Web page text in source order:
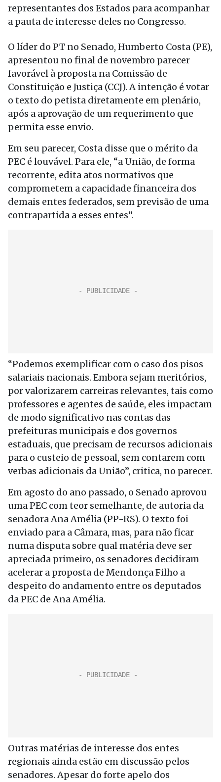
representantes dos Estados para acompanhar
a pauta de interesse deles no Congresso.
O líder do PT no Senado, Humberto Costa (PE),
apresentou no final de novembro parecer
favorável à proposta na Comissão de
Constituição e Justiça (CCJ). A intenção é votar
o texto do petista diretamente em plenário,
após a aprovação de um requerimento que
permita esse envio.
Em seu parecer, Costa disse que o mérito da
PEC é louvável. Para ele, “a União, de forma
recorrente, edita atos normativos que
comprometem a capacidade financeira dos
demais entes federados, sem previsão de uma
contrapartida a esses entes”.
“Podemos exemplificar com o caso dos pisos
salariais nacionais. Embora sejam meritórios,
por valorizarem carreiras relevantes, tais como
professores e agentes de saúde, eles impactam
de modo significativo nas contas das
prefeituras municipais e dos governos
estaduais, que precisam de recursos adicionais
para o custeio de pessoal, sem contarem com
verbas adicionais da União”, critica, no parecer.
Em agosto do ano passado, o Senado aprovou
uma PEC com teor semelhante, de autoria da
senadora Ana Amélia (PP-RS). O texto foi
enviado para a Câmara, mas, para não ficar
numa disputa sobre qual matéria deve ser
apreciada primeiro, os senadores decidiram
acelerar a proposta de Mendonça Filho a
despeito do andamento entre os deputados
da PEC de Ana Amélia.
Outras matérias de interesse dos entes
regionais ainda estão em discussão pelos
senadores. Apesar do forte apelo dos